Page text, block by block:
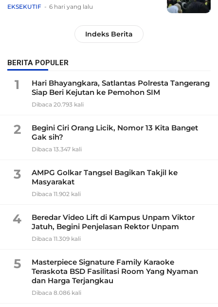
EKSEKUTIF 6 hari yang lalu
Indeks Berita
BERITA POPULER
1
Hari Bhayangkara, Satlantas Polresta Tangerang
Siap Beri Kejutan ke Pemohon SIM
Dibaca 20.793 kali
2
Begini Ciri Orang Licik, Nomor 13 Kita Banget
Gak sih?
Dibaca 13.347 kali
3
AMPG Golkar Tangsel Bagikan Takjil ke
Masyarakat
Dibaca 11.902 kali
4
Beredar Video Lift di Kampus Unpam Viktor
Jatuh, Begini Penjelasan Rektor Unpam
Dibaca 11.309 kali
5
Masterpiece Signature Family Karaoke
Teraskota BSD Fasilitasi Room Yang Nyaman
dan Harga Terjangkau
Dibaca 8.086 kali